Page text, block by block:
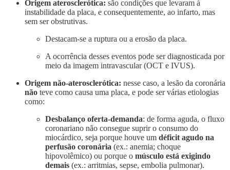
Origem aterosclerótica: são condições que levaram à
instabilidade da placa, e consequentemente, ao infarto, mas
sem ser obstrutivas.
Destacam-se a ruptura ou a erosão da placa.
A ocorrência desses eventos pode ser diagnosticada por
meio da imagem intravascular (OCT e IVUS).
Origem não-aterosclerótica: nesse caso, a lesão da coronária
não teve como causa uma placa, e pode ser várias etiologias
como:
Desbalanço oferta-demanda: de forma aguda, o fluxo
coronariano não consegue suprir o consumo do
miocárdico, seja porque houve um déficit agudo na
perfusão coronária (ex.: anemia; choque
hipovolêmico) ou porque o músculo está exigindo
demais (ex.: arritmias, sepse, embolia pulmonar).